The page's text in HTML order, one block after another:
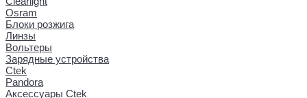
Osram
Блоки розжига
Линзы
Вольтеры
Зарядные устройства
Ctek
Pandora
Аксессуары Ctek